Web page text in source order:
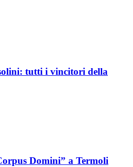
tutti i vincitori della
Domini” a Termoli